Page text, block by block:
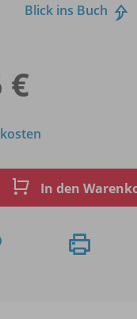
Blick ins Buch
€
In den